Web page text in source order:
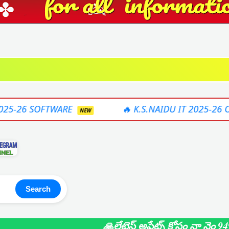
NEW 🔥 K.S.NAIDU IT 2025-26 ONLINE
Search
🙏లేటెస్ట్ అప్డేట్స్ కోసం నా నెం